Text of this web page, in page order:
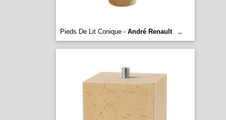
Pieds De Lit Conique - André Renault ...